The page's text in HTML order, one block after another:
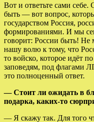
Вот и ответьте сами
быть — вот вопрос,
государством Россия,
формированиями. И мы
говорит: России быть! Не
нашу волю к тому, что
то войско, которое идёт
заповедям, под флагами
это полноценный ответ.
— Стоит ли ожидать в
подарка, каких-то
— Я скажу так. Для того